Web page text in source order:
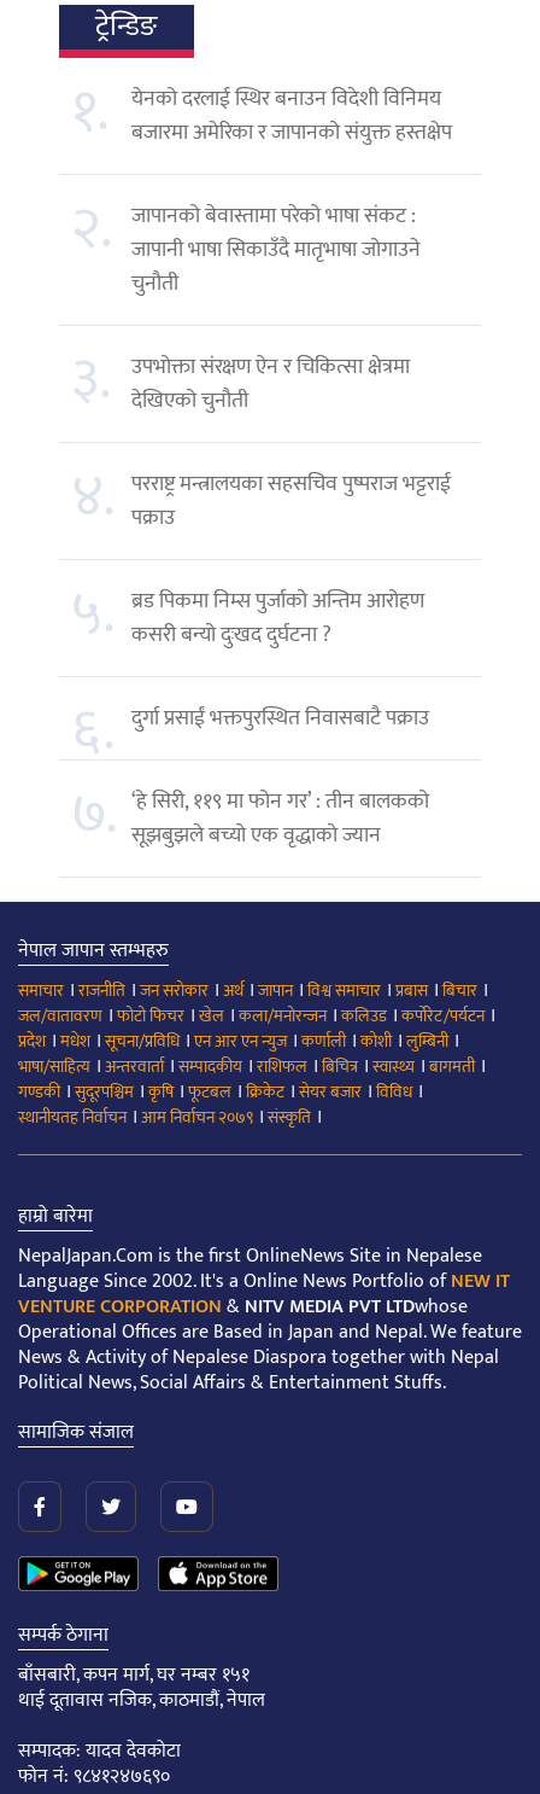
ट्रेन्डिङ
१.
येनको दरलाई स्थिर बनाउन विदेशी विनिमय
बजारमा अमेरिका र जापानको संयुक्त हस्तक्षेप
२. जापानको बेवास्तामा परेको भाषा संकट :
जापानी भाषा सिकाउँदै मातृभाषा जोगाउने
चुनौती
३.
उपभोक्ता संरक्षण ऐन र चिकित्सा क्षेत्रमा
देखिएको चुनौती
४. परराष्ट्र मन्त्रालयका सहसचिव पुष्पराज भट्टराई
पक्राउ
५. ब्रड पिकमा निम्स पुर्जाको अन्तिम आरोहण
कसरी बन्यो दुःखद दुर्घटना ?
६. दुर्गा प्रसाईं भक्तपुरस्थित निवासबाटै पक्राउ
७. ‘हे सिरी, ११९ मा फोन गर’ : तीन बालकको
सूझबुझले बच्यो एक वृद्धाको ज्यान
नेपाल जापान स्तम्भहरु
समाचार ।राजनीति ।जन सरोकार ।अर्थ।जापान।विश्व समाचार ।प्रबास।बिचार ।
जल/वातावरण ।फोटो फिचर ।खेल ।कला/मनोरन्जन।कलिउड।कर्पोरेट/पर्यटन।
प्रदेश।मधेश।सूचना/प्रविधि।एन आर एन न्युज।कर्णाली।कोशी।लुम्बिनी।
भाषा/साहित्य ।अन्तरवार्ता।सम्पादकीय ।राशिफल ।बिचित्र।स्वास्थ्य ।बागमती।
गण्डकी।सुदूरपश्चिम ।कृषि।फूटबल ।क्रिकेट।सेयर बजार ।विविध।
स्थानीयतह निर्वाचन।आम निर्वाचन २०७९ ।संस्कृति ।
हाम्रो बारेमा
NepalJapan.Com is the first OnlineNews Site in Nepalese
Language Since 2002. It's a Online News Portfolio ofNEW IT
VENTURE CORPORATION&NITV MEDIA PVT LTDwhose
Operational Offices are Based in Japan and Nepal. We feature
News & Activity of Nepalese Diaspora together with Nepal
Political News, Social Affairs & Entertainment Stuffs.
सामाजिक संजाल
सम्पर्क ठेगाना
बाँसबारी, कपन मार्ग, घर नम्बर १५१
थाई दूतावास नजिक, काठमाडौं, नेपाल
सम्पादक: यादव देवकोटा
फोन नं: ९८४१२४७६९०